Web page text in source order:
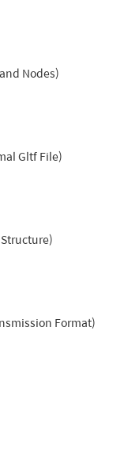
Nodes)
Gltf File)
Structure)
Format)